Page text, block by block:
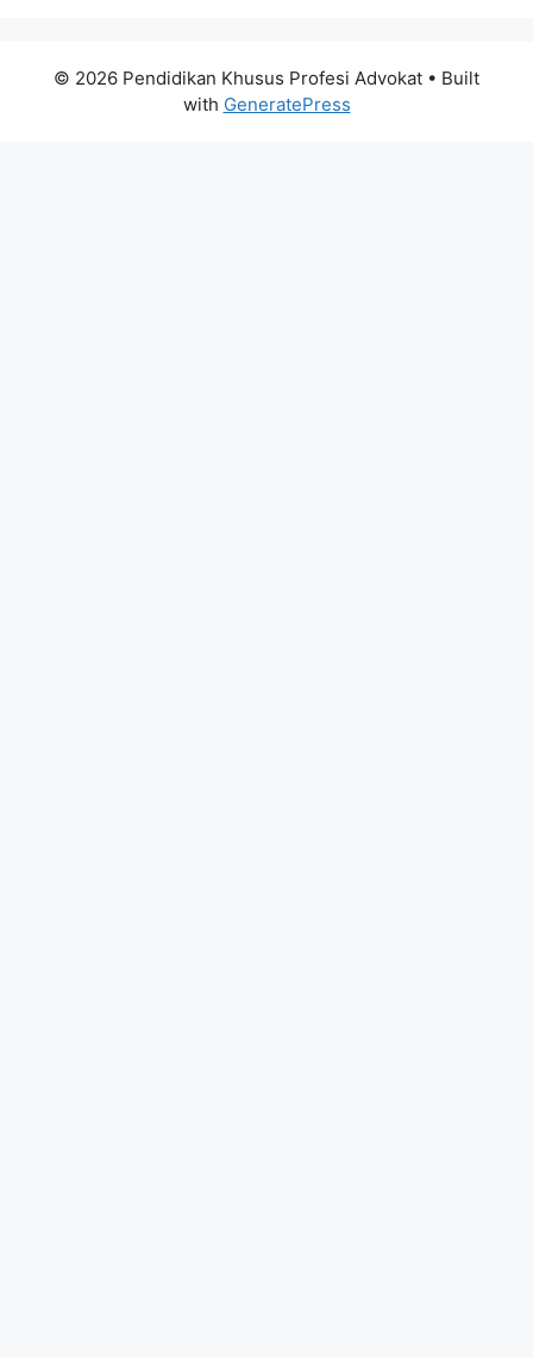
© 2026 Pendidikan Khusus Profesi Advokat • Built
with GeneratePress